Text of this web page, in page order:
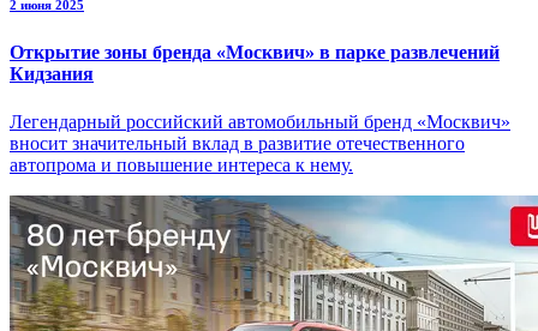
2 июня 2025
Открытие зоны бренда «Москвич» в парке развлечений
Кидзания
Легендарный российский автомобильный бренд «Москвич»
вносит значительный вклад в развитие отечественного
автопрома и повышение интереса к нему.